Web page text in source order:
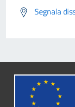
Segnala